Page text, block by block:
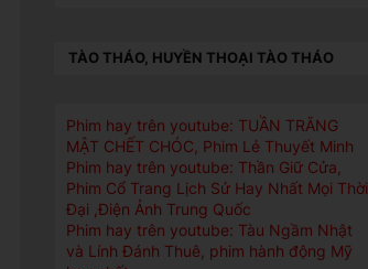
TÀO THÁO, HUYỀN THOẠI TÀO THÁO
Phim hay trên youtube: TUẦN TRĂNG
MẬT CHẾT CHÓC, Phim Lẻ Thuyết Minh
Phim hay trên youtube: Thần Giữ Cửa,
Phim Cổ Trang Lịch Sử Hay Nhất Mọi Thời
Đại ,Điện Ảnh Trung Quốc
Phim hay trên youtube: Tàu Ngầm Nhật
và Lính Đánh Thuê, phim hành động Mỹ